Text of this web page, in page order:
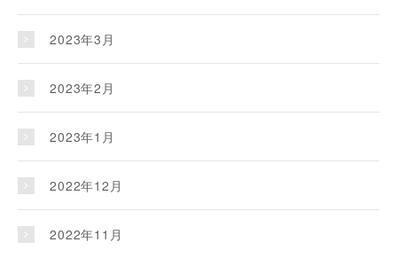
2023年3月
2023年2月
2023年1月
2022年12月
2022年11月